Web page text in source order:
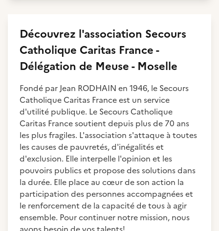
Découvrez l'association Secours
Catholique Caritas France -
Délégation de Meuse - Moselle
Fondé par Jean RODHAIN en 1946, le Secours
Catholique Caritas France est un service
d'utilité publique. Le Secours Catholique
Caritas France soutient depuis plus de 70 ans
les plus fragiles. L'association s'attaque à toutes
les causes de pauvretés, d'inégalités et
d'exclusion. Elle interpelle l'opinion et les
pouvoirs publics et propose des solutions dans
la durée. Elle place au cœur de son action la
participation des personnes accompagnées et
le renforcement de la capacité de tous à agir
ensemble. Pour continuer notre mission, nous